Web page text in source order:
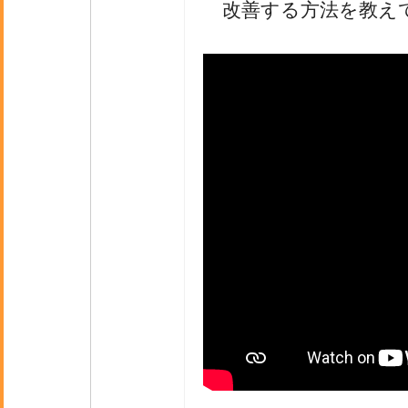
改善する方法を教え